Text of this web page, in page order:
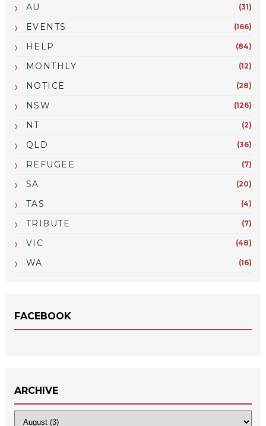
AU (31)
EVENTS (166)
HELP (84)
MONTHLY (12)
NOTICE (28)
NSW (126)
NT (2)
QLD (36)
REFUGEE (7)
SA (20)
TAS (4)
TRIBUTE (7)
VIC (48)
WA (16)
FACEBOOK
ARCHIVE